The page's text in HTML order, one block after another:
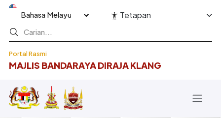
Langkau ke kandungan utama
Portal Rasmi
MAJLIS BANDARAYA DIRAJA KLANG
Select your language Tetapan